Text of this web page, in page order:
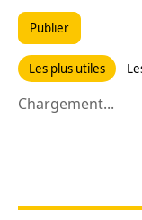
Publier
Les plus utiles
Chargement...